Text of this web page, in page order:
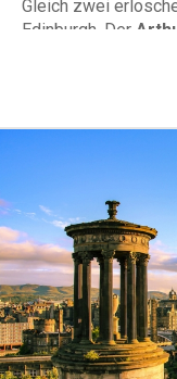
Gleich zwei
Edinburgh. Der
Edinburgh Castle,
wird Edinburgh zur
mehrere große
statt, darunter der
und
das International
Castle Hill
Dudelsackkapellen